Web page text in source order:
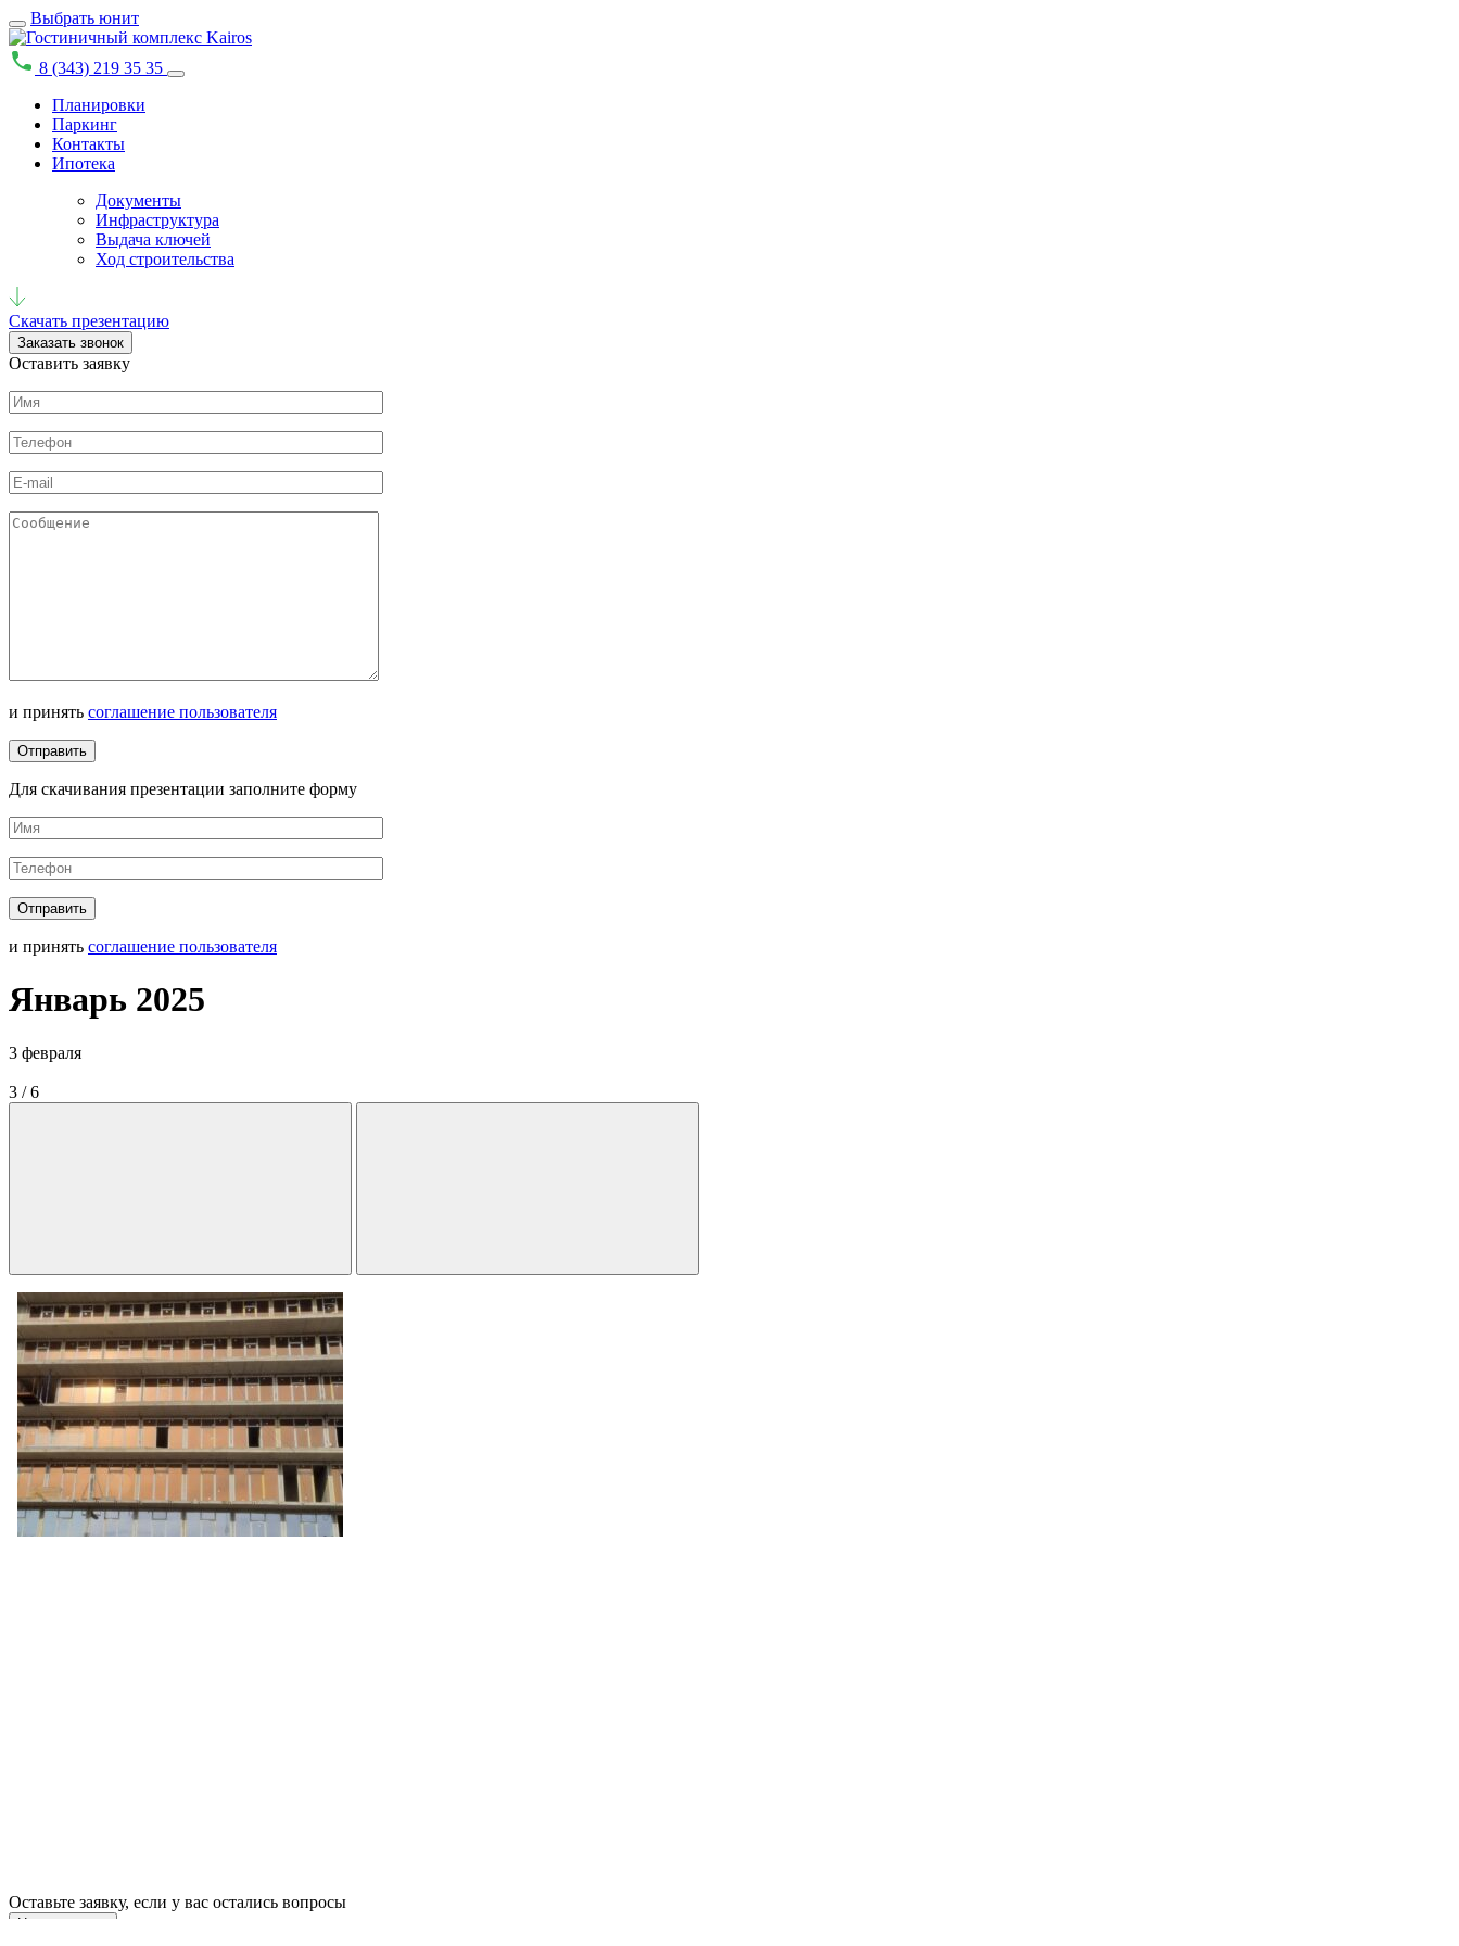
Выбрать юнит
8 (343) 219 35 35
Планировки
Паркинг
Контакты
Ипотека
Документы
Инфраструктура
Выдача ключей
Ход строительства
Скачать презентацию
Заказать звонок
Оставить заявку
и принять соглашение пользователя
Для скачивания презентации заполните форму
и принять соглашение пользователя
Январь 2025
3 февраля
3 /6
Оставьте заявку, если у вас остались вопросы
Написать нам